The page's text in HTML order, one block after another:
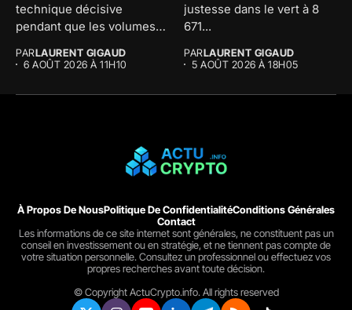
technique décisive
pendant que les volumes
PARLAURENT GIGAUD
6 AOÛT 2026 À 11H10
justesse dans le vert à 8
671...
PARLAURENT GIGAUD
5 AOÛT 2026 À 18H05
À Propos De NousPolitique De ConfidentialitéConditions Générales
Contact
Les informations de ce site internet sont générales, ne constituent pas un
conseil en investissement ou en stratégie, et ne tiennent pas compte de
votre situation personnelle. Consultez un professionnel ou effectuez vos
propres recherches avant toute décision.
© Copyright ActuCrypto.info. All rights reserved